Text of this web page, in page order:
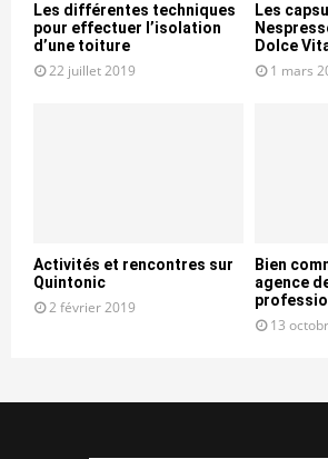
Les différentes techniques
pour effectuer l’isolation
d’une toiture
22 juillet 2019
Les
Dolce
1 mars
Activités et rencontres sur
Quintonic
2 février 2019
Bien
agence
13